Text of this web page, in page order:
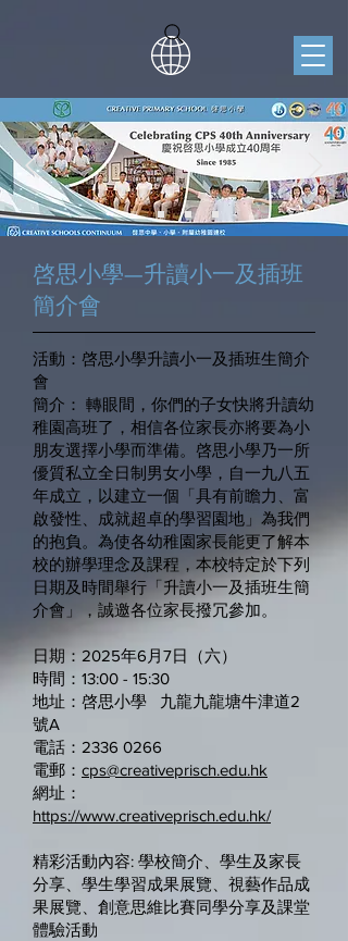
啓思小學—升讀小一及插班
簡介會
活動：啓思小學升讀小一及插班生簡介
會
簡介： 轉眼間，你們的子女快將升讀幼
稚園高班了，相信各位家長亦將要為小
朋友選擇小學而準備。啓思小學乃一所
優質私立全日制男女小學，自一九八五
年成立，以建立一個「具有前瞻力、富
啟發性、成就超卓的學習園地」為我們
的抱負。為使各幼稚園家長能更了解本
校的辦學理念及課程，本校特定於下列
日期及時間舉行「升讀小一及插班生簡
介會」，誠邀各位家長撥冗參加。
日期：2025年6月7日（六）
時間：13:00 - 15:30
地址：啓思小學 九龍九龍塘牛津道2
號A
電話：2336 0266
電郵： cps@creativeprisch.edu.hk
網址：
https://www.creativeprisch.edu.hk/
精彩活動內容: 學校簡介、學生及家長
分享、學生學習成果展覽、視藝作品成
果展覽、創意思維比賽同學分享及課堂
體驗活動